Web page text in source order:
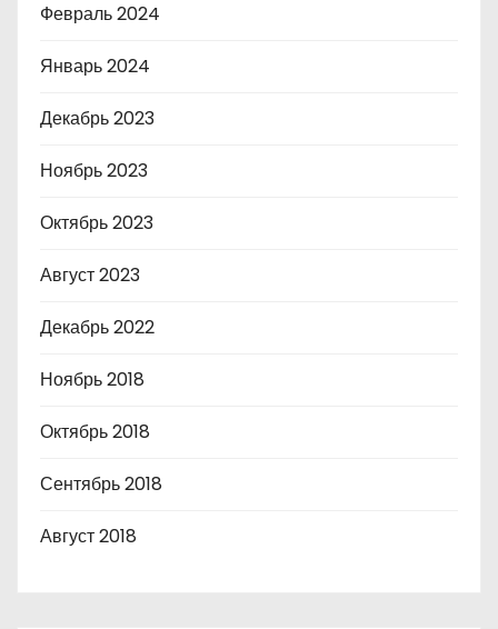
Февраль 2024
Январь 2024
Декабрь 2023
Ноябрь 2023
Октябрь 2023
Август 2023
Декабрь 2022
Ноябрь 2018
Октябрь 2018
Сентябрь 2018
Август 2018